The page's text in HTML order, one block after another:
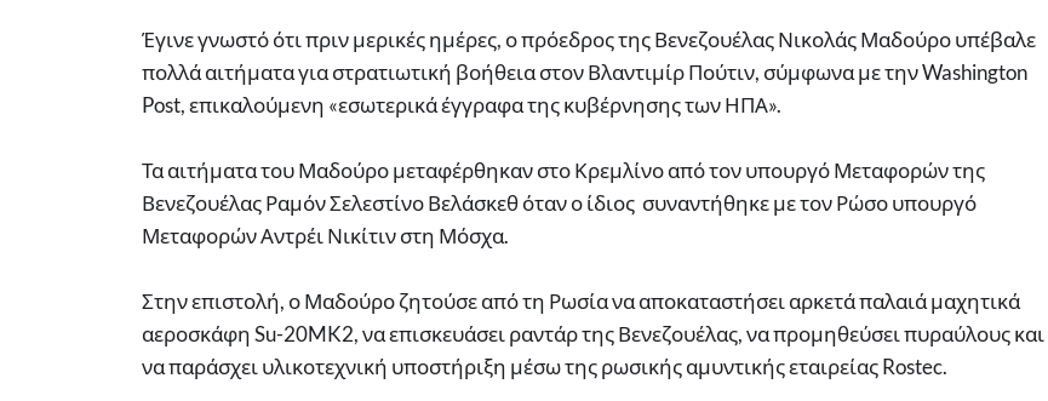
Έγινε γνωστό ότι πριν μερικές ημέρες, ο πρόεδρος της Βενεζουέλας Νικολάς Μαδούρο υπέβαλε
πολλά αιτήματα για στρατιωτική βοήθεια στον Βλαντιμίρ Πούτιν, σύμφωνα με την Washington
Post, επικαλούμενη «εσωτερικά έγγραφα της κυβέρνησης των ΗΠΑ».
Τα αιτήματα του Μαδούρο μεταφέρθηκαν στο Κρεμλίνο από τον υπουργό Μεταφορών της
Βενεζουέλας Ραμόν Σελεστίνο Βελάσκεθ όταν ο ίδιος συναντήθηκε με τον Ρώσο υπουργό
Μεταφορών Αντρέι Νικίτιν στη Μόσχα.
Στην επιστολή, ο Μαδούρο ζητούσε από τη Ρωσία να αποκαταστήσει αρκετά παλαιά μαχητικά
αεροσκάφη Su-20MK2, να επισκευάσει ραντάρ της Βενεζουέλας, να προμηθεύσει πυραύλους και
να παράσχει υλικοτεχνική υποστήριξη μέσω της ρωσικής αμυντικής εταιρείας Rostec.